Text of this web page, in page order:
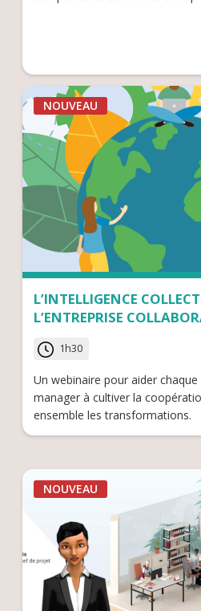
NOUVEAU
L’INTELLIGENCE
L’ENTREPRISE
1h30
Un webinaire pour aider
manager à cultiver la
ensemble les transformations.
NOUVEAU